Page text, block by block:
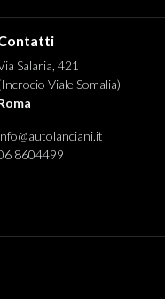
Salaria, 421
Viale Somalia)
8604499